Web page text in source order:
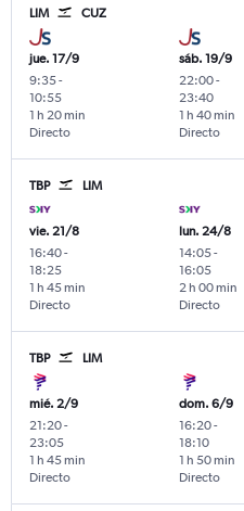
LIM CUZ
jue. 17/9
9:35-
10:55
Directo
1 h 20 min
sáb. 19/9
22:00-
23:40
Directo
1 h 40 min
TBP LIM
vie. 21/8
16:40-
18:25
Directo
1 h 45 min
lun. 24/8
14:05-
16:05
Directo
2 h 00 min
TBP LIM
mié. 2/9
21:20-
23:05
Directo
1 h 45 min
dom. 6/9
16:20-
18:10
Directo
1 h 50 min